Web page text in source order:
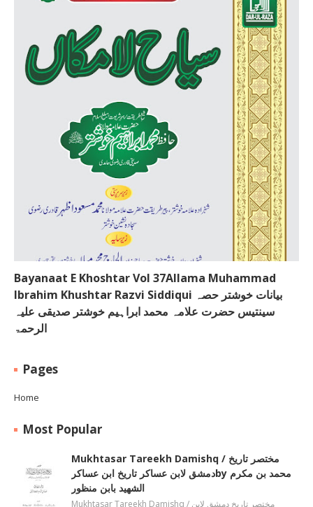
Bayanaat E Khoshtar Vol 37Allama Muhammad
Ibrahim Khushtar Razvi Siddiqui بیانات خوشتر حصہ
سینتیس حضرت علامہ محمد ابراہیم خوشتر صدیقی علیہ
الرحمۃ
Pages
Home
Most Popular
Mukhtasar Tareekh Damishq ‎/ مختصر تاریخ
دمشق لابن عساکر تاریخ ابن عساکرby ‎محمد بن مکرم
الشھید بابن منظور
Mukhtasar Tareekh Damishq ‎/ مختصر تاریخ دمشق لابن